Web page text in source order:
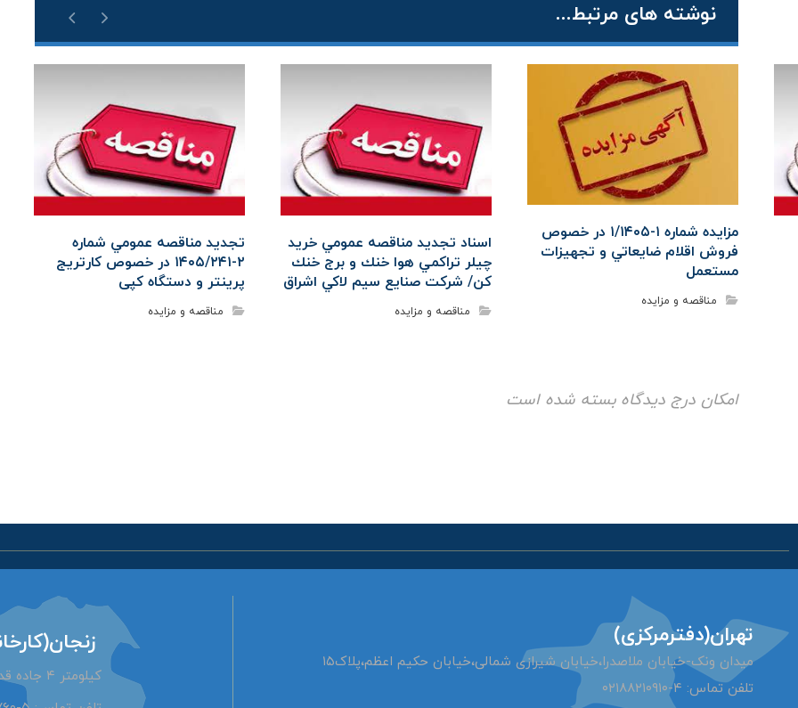
نوشته های مرتبط...
مزايده شماره ۱-۱/۱۴۰۵ در خصوص
فروش اقلام ضايعاتي و تجهيزات
مستعمل
مناقصه و مزایده
اسناد تجديد مناقصه عمومي خريد
چيلر تراكمي هوا خنك و برج خنك
كن/ شركت صنايع سيم لاكي اشراق
مناقصه و مزایده
تجديد مناقصه عمومي شماره
۲-۱۴۰۵/۲۴۱ در خصوص کارتریج
پرینتر و دستگاه کپی
مناقصه و مزایده
امکان درج دیدگاه بسته شده است
تهران(دفترمرکزی)
میدان ونک-خیابان ملاصدرا،خیابان شیرازی شمالی،خیابان حکیم اعظم،پلاک۱۵
تلفن تماس: ۴-۰۲۱۸۸۲۱۰۹۱۰
کیلومتر ۴ جاده قدیم زنجان تهران